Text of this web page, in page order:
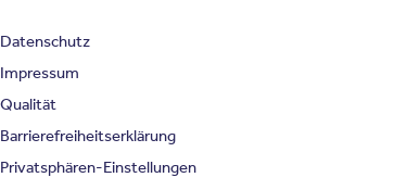
Datenschutz
Impressum
Qualität
Barrierefreiheitserklärung
Privatsphären-Einstellungen